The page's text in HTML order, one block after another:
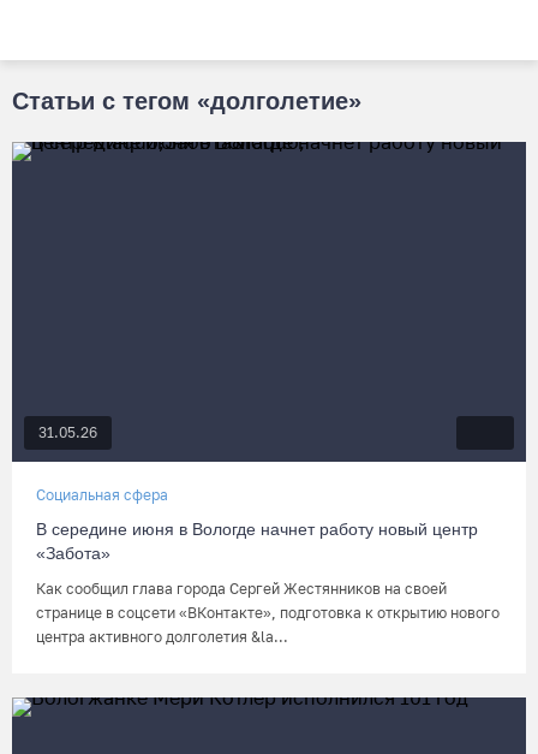
Статьи с тегом «долголетие»
31.05.26
Социальная сфера
В середине июня в Вологде начнет работу новый центр
«Забота»
Как сообщил глава города Сергей Жестянников на своей
странице в соцсети «ВКонтакте», подготовка к открытию нового
центра активного долголетия &la...